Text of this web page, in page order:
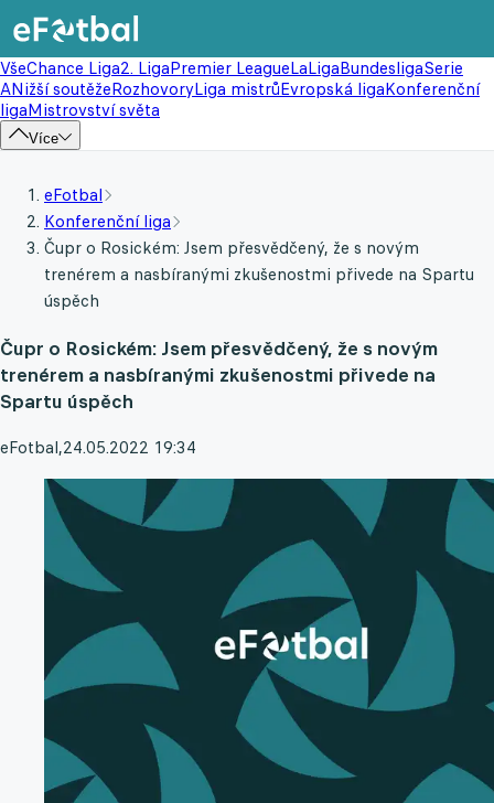
VšeChance Liga2. LigaPremier LeagueLaLigaBundesligaSerie
ANižší soutěžeRozhovoryLiga mistrůEvropská ligaKonferenční
ligaMistrovství světa
Více
eFotbal
Konferenční liga
Čupr o Rosickém: Jsem přesvědčený, že s novým
trenérem a nasbíranými zkušenostmi přivede na Spartu
úspěch
Čupr o Rosickém: Jsem přesvědčený, že s novým
trenérem a nasbíranými zkušenostmi přivede na
Spartu úspěch
eFotbal,24.05.2022 19:34